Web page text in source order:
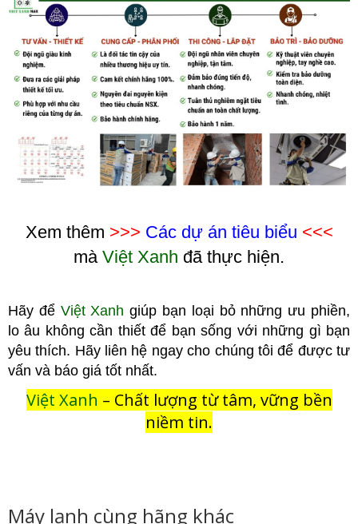
Xem thêm >>> Các dự án tiêu biểu <<<
mà Việt Xanh đã thực hiện.
Hãy để Việt Xanh giúp bạn loại bỏ những ưu phiền,
lo âu không cần thiết để bạn sống với những gì bạn
yêu thích. Hãy liên hệ ngay cho chúng tôi để được tư
vấn và báo giá tốt nhất.
Việt Xanh – Chất lượng từ tâm, vững bền
niềm tin.
Máy lạnh cùng hãng khác